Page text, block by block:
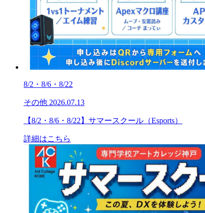
8/2・8/6・8/22
その他 2026.07.13
【8/2・8/6・8/22】サマースクール（Esports）
詳細はこちら